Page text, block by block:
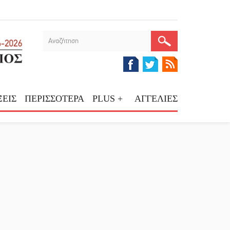
ΠΕΡΙΣΣΟΤΕΡΑ PLUS + ΑΓΓΕΛΙΕΣ